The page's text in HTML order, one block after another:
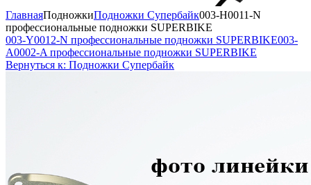
ГлавнаяПодножкиПодножки Супербайк003-H0011-N
профессиональные подножки SUPERBIKE
003-Y0012-N профессиональные подножки SUPERBIKE003-
A0002-A профессиональные подножки SUPERBIKE
Вернуться к: Подножки Супербайк